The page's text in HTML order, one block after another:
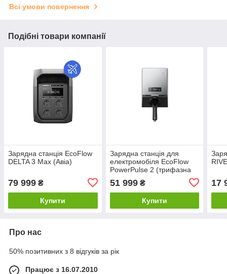
Всі умови повернення
Подібні товари компанії
Зарядна станція EcoFlow
DELTA 3 Max (Авіа)
79 999 ₴
Купити
Зарядна станція для
електромобіля EcoFlow
PowerPulse 2 (трифазна
51 999₴
Купити
17
Про нас
50% позитивних з 8 відгуків за рік
Працює з 16.07.2010